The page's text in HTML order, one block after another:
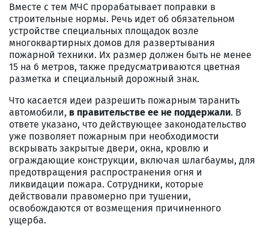
Вместе с тем МЧС прорабатывает поправки в
строительные нормы. Речь идет об обязательном
устройстве специальных площадок возле
многоквартирных домов для развертывания
пожарной техники. Их размер должен быть не менее
15 на 6 метров, также предусматриваются цветная
разметка и специальный дорожный знак.
Что касается идеи разрешить пожарным таранить
автомобили, в правительстве ее не поддержали. В
ответе указано, что действующее законодательство
уже позволяет пожарным при необходимости
вскрывать закрытые двери, окна, кровлю и
ограждающие конструкции, включая шлагбаумы, для
предотвращения распространения огня и
ликвидации пожара. Сотрудники, которые
действовали правомерно при тушении,
освобождаются от возмещения причиненного
ущерба.